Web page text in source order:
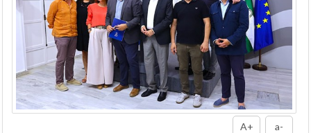
A+ a-